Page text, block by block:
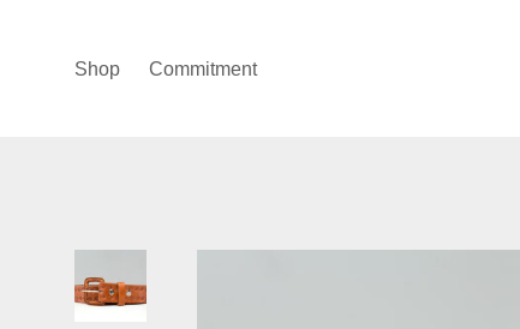
Shop Commitment